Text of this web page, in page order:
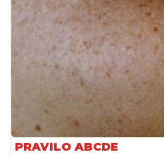
PRAVILO ABCDE